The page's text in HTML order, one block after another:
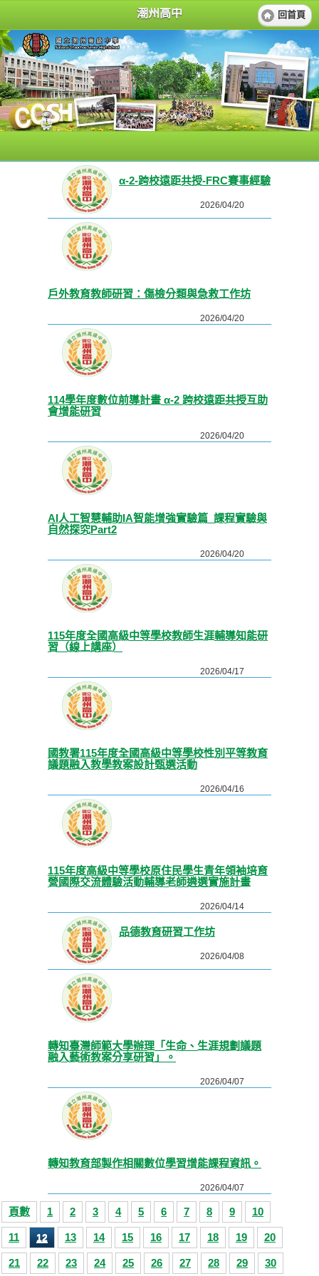
潮州高中 回首頁
α-2-跨校遠距共授-FRC賽事經驗
2026/04/20
戶外教育教師研習：傷檢分類與急救工作坊
2026/04/20
114學年度數位前導計畫 α-2 跨校遠距共授互助
會增能研習
2026/04/20
AI人工智慧輔助IA智能增強實驗篇_課程實驗與
自然探究Part2
2026/04/20
115年度全國高級中等學校教師生涯輔導知能研
習（線上講座）
2026/04/17
國教署115年度全國高級中等學校性別平等教育
議題融入教學教案設計甄選活動
2026/04/16
115年度高級中等學校原住民學生青年領袖培育
營國際交流體驗活動輔導老師遴選實施計畫
2026/04/14
品德教育研習工作坊
2026/04/08
轉知臺灣師範大學辦理「生命、生涯規劃議題
融入藝術教案分享研習」。
2026/04/07
轉知教育部製作相關數位學習增能課程資訊。
2026/04/07
頁數 1 2 3 4 5 6 7 8 9 10
11 12 13 14 15 16 17 18 19 20
21 22 23 24 25 26 27 28 29 30